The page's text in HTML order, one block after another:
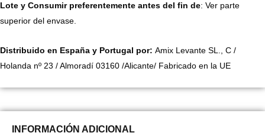
Lote y Consumir preferentemente antes del fin de: Ver parte
superior del envase.
Distribuido en España y Portugal por: Amix Levante SL., C /
Holanda nº 23 / Almoradí 03160 /Alicante/ Fabricado en la UE
INFORMACIÓN ADICIONAL